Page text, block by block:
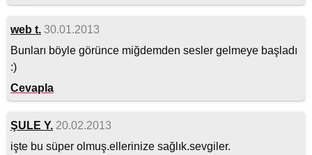
web t. 30.01.2013
Bunları böyle görünce miğdemden sesler gelmeye başladı
:)
Cevapla
ŞULE Y. 20.02.2013
işte bu süper olmuş.ellerinize sağlık.sevgiler.